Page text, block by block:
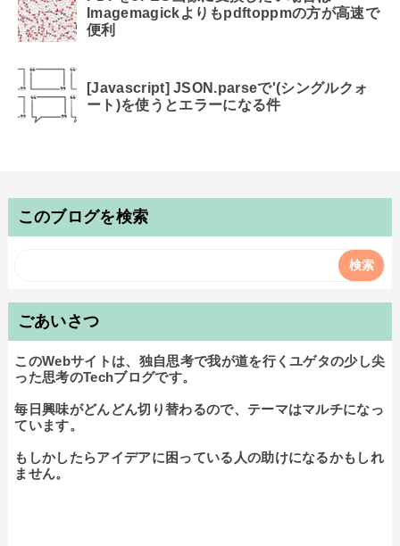
Imagemagickよりもpdftoppmの方が高速で
便利
[Javascript] JSON.parseで'(シングルクォ
ート)を使うとエラーになる件
このブログを検索
ごあいさつ
このWebサイトは、独自思考で我が道を行くユゲタの少し尖
った思考のTechブログです。
毎日興味がどんどん切り替わるので、テーマはマルチになっ
ています。
もしかしたらアイデアに困っている人の助けになるかもしれ
ません。